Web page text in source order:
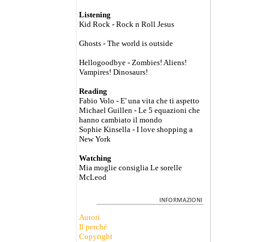
Listening
Kid Rock - Rock n Roll Jesus
Ghosts - The world is outside
Hellogoodbye - Zombies! Aliens!
Vampires! Dinosaurs!
Reading
Fabio Volo - E' una vita che ti aspetto
Michael Guillen - Le 5 equazioni che
hanno cambiato il mondo
Sophie Kinsella - I love shopping a
New York
Watching
Mia moglie consiglia Le sorelle
McLeod
Autori
Il perché
Copyright